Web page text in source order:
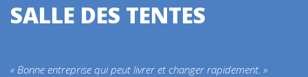
SALLE DES TENTES
« Bonne entreprise qui peut livrer et changer rapidement. »